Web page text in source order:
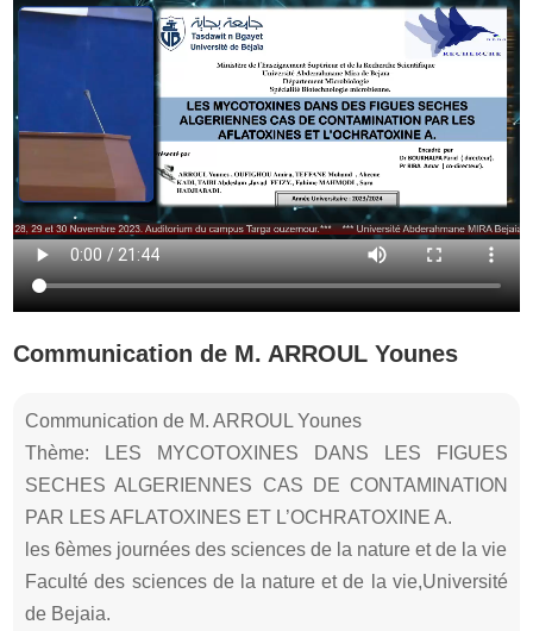
Communication de M. ARROUL Younes
Communication de M. ARROUL Younes
Thème: LES MYCOTOXINES DANS LES FIGUES
SECHES ALGERIENNES CAS DE CONTAMINATION
PAR LES AFLATOXINES ET L’OCHRATOXINE A.
les 6èmes journées des sciences de la nature et de la vie
Faculté des sciences de la nature et de la vie,Université
de Bejaia.